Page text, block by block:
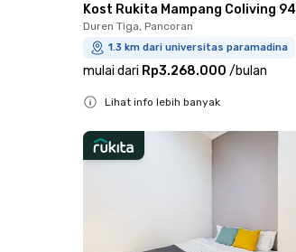
Kost Rukita Mampang Coliving 94
Duren Tiga, Pancoran
1.3 km dari universitas paramadina
mulai dari Rp3.268.000 /bulan
Lihat info lebih banyak